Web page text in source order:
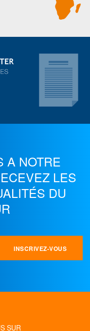
A NOTRE
LES
DU
SUR